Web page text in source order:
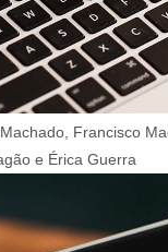
Francisco
e Érica Guerra